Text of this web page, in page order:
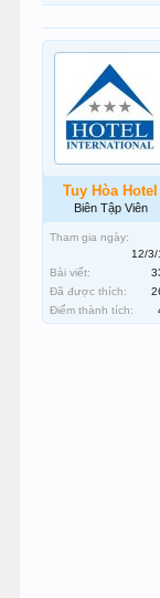
Tuy Hòa Hotel
Biên Tập Viên
Tham gia ngày:
12/3/
Bài viết:
Đã được thích:
Điểm thành tích: